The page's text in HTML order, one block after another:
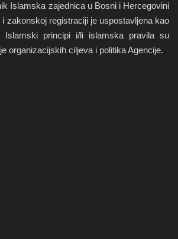
Islamska zajednica u Bosni i Hercegovini
zakonskoj registraciji je uspostavljena kao
Islamski principi i/li islamska pravila su
organizacijskih ciljeva i politika Agencije.